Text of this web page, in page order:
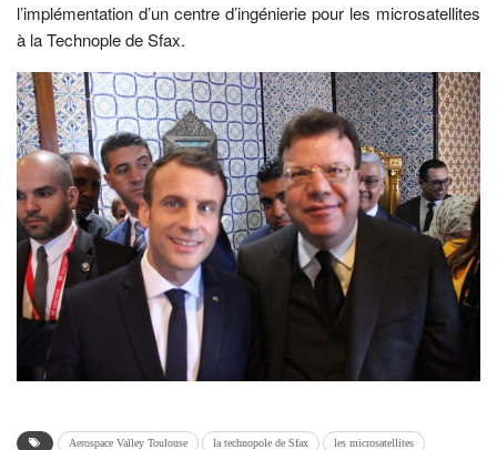
l’implémentation d’un centre d’ingénierie pour les microsatellites
à la Technople de Sfax.
Aerospace Valley Toulouse la technopole de Sfax les microsatellites